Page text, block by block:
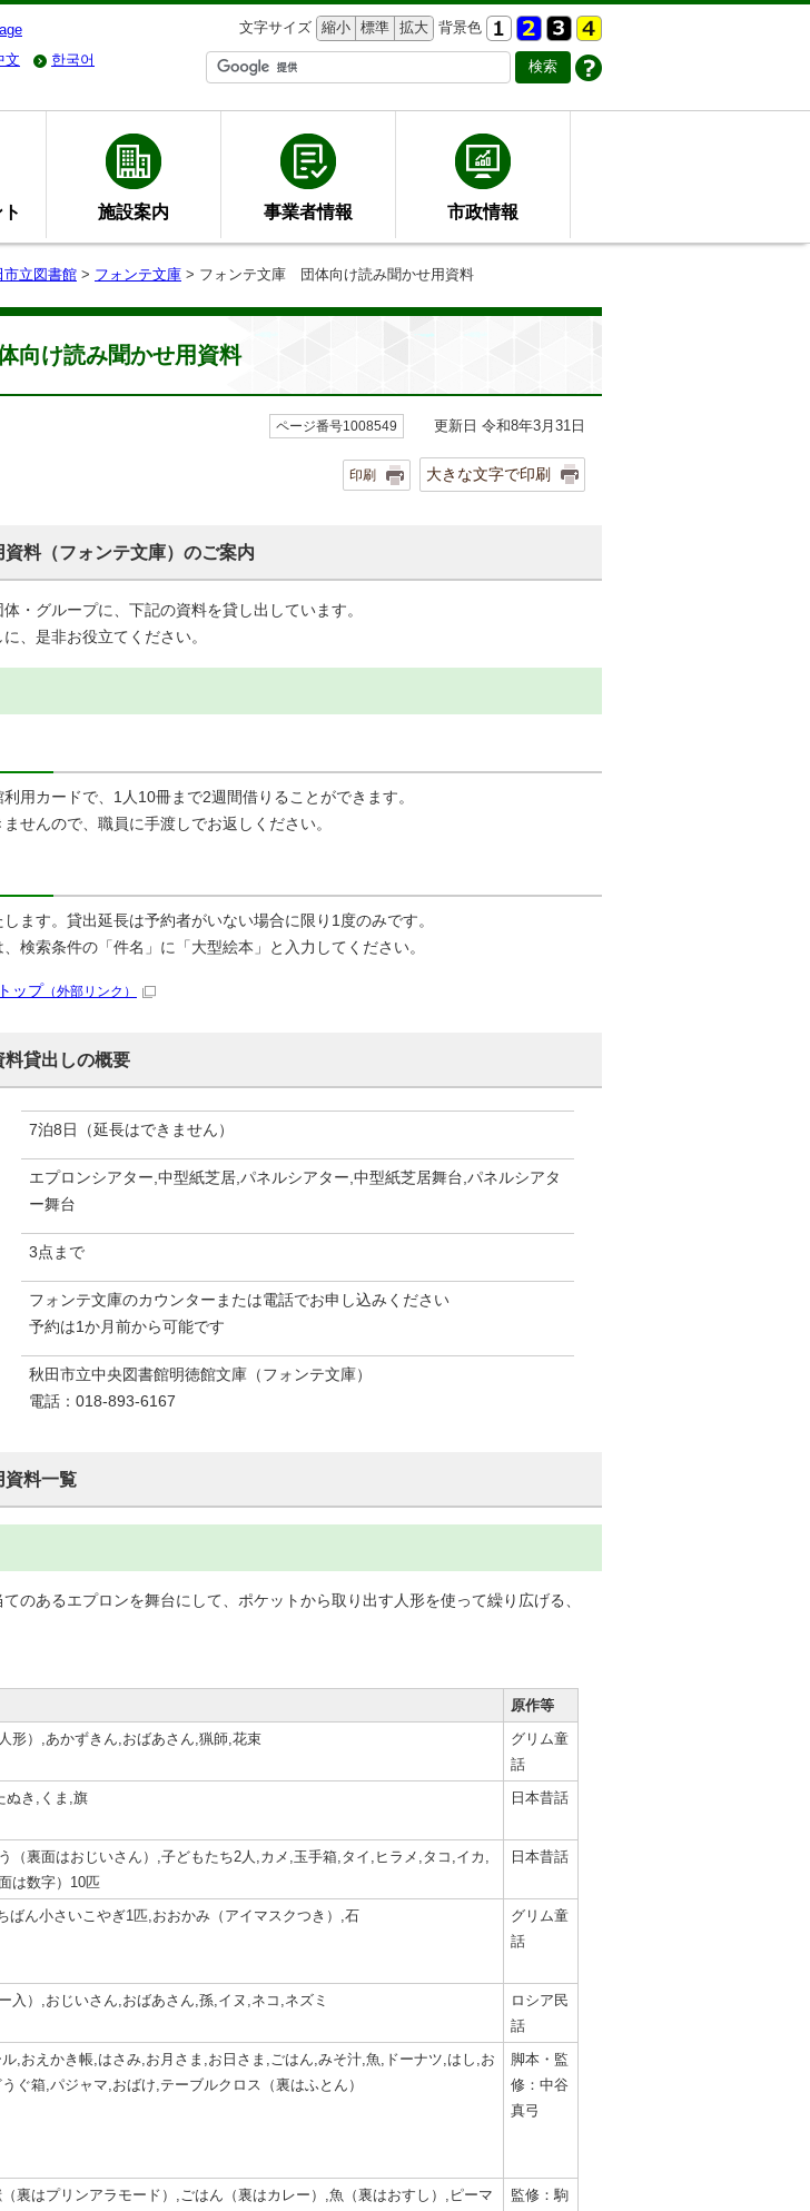
文字サイズ 縮小 標準 拡大 背景色
文 한국어
施設案内 事業者情報 市政情報
市立図書館 > フォンテ文庫 > フォンテ文庫 団体向け読み聞かせ用資料
向け読み聞かせ用資料
ページ番号1008549 更新日 令和8年3月31日
印刷 大きな文字で印刷
料（フォンテ文庫）のご案内
・グループに、下記の資料を貸し出しています。
、是非お役立てください。
用カードで、1人10冊まで2週間借りることができます。
せんので、職員に手渡しでお返しください。
ます。貸出延長は予約者がいない場合に限り1度のみです。
検索条件の「件名」に「大型絵本」と入力してください。
ップ （外部リンク）
料貸出しの概要
7泊8日（延長はできません）
エプロンシアター,中型紙芝居,パネルシアター,中型紙芝居舞台,パネルシアタ
ー舞台
3点まで
フォンテ文庫のカウンターまたは電話でお申し込みください
予約は1か月前から可能です
秋田市立中央図書館明徳館文庫（フォンテ文庫）
電話：018-893-6167
資料一覧
のあるエプロンを舞台にして、ポケットから取り出す人形を使って繰り広げる、
原作等
形）,あかずきん,おばあさん,猟師,花束
グリム童
話
ぬき,くま,旗 日本昔話
（裏面はおじいさん）,子どもたち2人,カメ,玉手箱,タイ,ヒラメ,タコ,イカ,
は数字）10匹
日本昔話
ばん小さいこやぎ1匹,おおかみ（アイマスクつき）,石
グリム童
話
入）,おじいさん,おばあさん,孫,イヌ,ネコ,ネズミ
ロシア民
話
ル,おえかき帳,はさみ,お月さま,お日さま,ごはん,みそ汁,魚,ドーナツ,はし,お
ぐ箱,パジャマ,おばけ,テーブルクロス（裏はふとん）
脚本・監
修：中谷
真弓
裏はプリンアラモード）,ごはん（裏はカレー）,魚（裏はおすし）,ピーマ
監修：駒